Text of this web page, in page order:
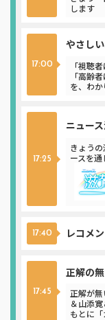
します
17:00
やさし
「視聴
「高齢
を、わか
17:25
ニュー
きょう
ースを
17:40 レコメ
17:45
正解の
正解が
＆山添
もとに「